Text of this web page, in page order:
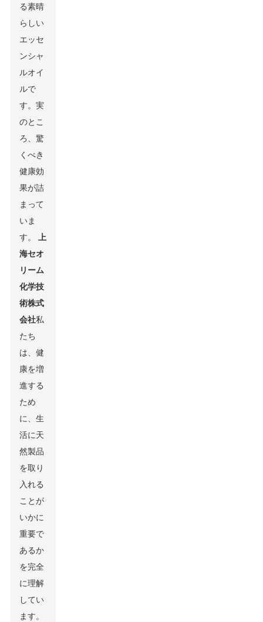
る素晴
らしい
エッセ
ンシャ
ルオイ
ルで
す。実
のとこ
ろ、驚
くべき
健康効
果が詰
まって
いま
す。上
海セオ
リーム
化学技
術株式
会社私
たち
は、健
康を増
進する
ため
に、生
活に天
然製品
を取り
入れる
ことが
いかに
重要で
あるか
を完全
に理解
してい
ます。